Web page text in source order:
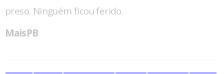
preso. Ninguém ficou ferido.
MaisPB